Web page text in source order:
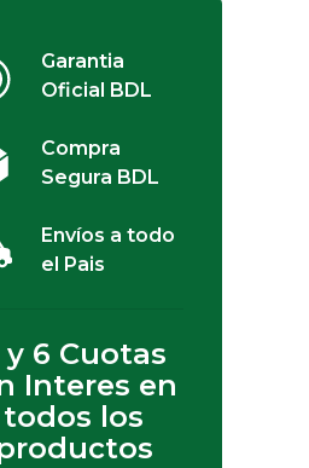
Garantia
Oficial BDL
Compra
Segura BDL
Envíos a todo
el Pais
y 6 Cuotas
Interes en
todos los